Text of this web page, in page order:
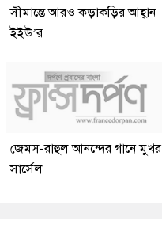
সীমান্তে আরও কড়াকড়ির আহ্বান
ইইউ’র
জেমস-রাহুল আনন্দের গানে মুখর
সার্সেল